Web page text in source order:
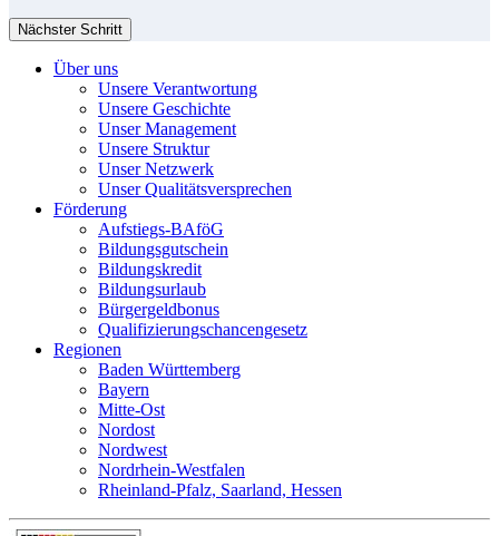
Nächster Schritt
Über uns
Unsere Verantwortung
Unsere Geschichte
Unser Management
Unsere Struktur
Unser Netzwerk
Unser Qualitätsversprechen
Förderung
Aufstiegs-BAföG
Bildungsgutschein
Bildungskredit
Bildungsurlaub
Bürgergeldbonus
Qualifizierungschancengesetz
Regionen
Baden Württemberg
Bayern
Mitte-Ost
Nordost
Nordwest
Nordrhein-Westfalen
Rheinland-Pfalz, Saarland, Hessen